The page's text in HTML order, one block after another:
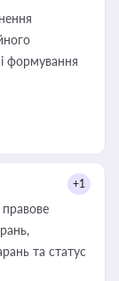
формування
+1
та статус